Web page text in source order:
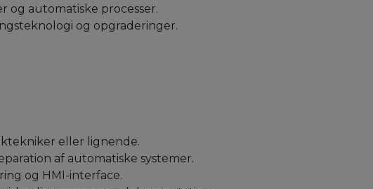
og automatiske processer.
og opgraderinger.
eller lignende.
af automatiske systemer.
og HMI-interface.